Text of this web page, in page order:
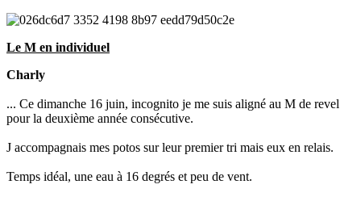
Le M en individuel
Charly
... Ce dimanche 16 juin, incognito je me suis aligné au M de revel
pour la deuxième année consécutive.
J accompagnais mes potos sur leur premier tri mais eux en relais.
Temps idéal, une eau à 16 degrés et peu de vent.